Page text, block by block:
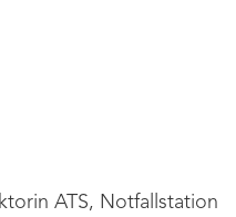
ATS, Notfallstation